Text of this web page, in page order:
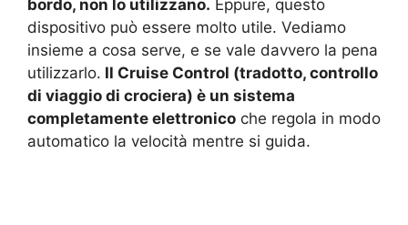
bordo, non lo utilizzano. Eppure, questo
dispositivo può essere molto utile. Vediamo
insieme a cosa serve, e se vale davvero la pena
utilizzarlo. Il Cruise Control (tradotto, controllo
di viaggio di crociera) è un sistema
completamente elettronico che regola in modo
automatico la velocità mentre si guida.